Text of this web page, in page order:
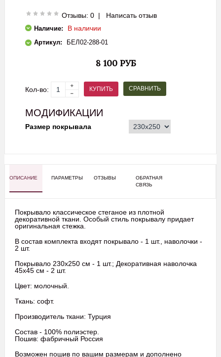
Отзывы: 0 | Написать отзыв
Наличие: В наличии
Артикул: БЕЛ02-288-01
8 100 РУБ
Кол-во: КУПИТЬ СРАВНИТЬ
МОДИФИКАЦИИ
Размер покрывала
ОПИСАНИЕ ПАРАМЕТРЫ ОТЗЫВЫ
ОБРАТНАЯ
СВЯЗЬ
Покрывало классическое стеганое из плотной
декоративной ткани. Особый стиль покрывалу придает
оригинальная стежка.
В состав комплекта входят покрывало - 1 шт., наволочки -
2 шт.
Покрывало 230х250 см - 1 шт.; Декоративная наволочка
45х45 см - 2 шт.
Цвет: молочный.
Ткань: софт.
Производитель ткани: Турция
Состав - 100% полиэстер.
Пошив: фабричный Россия
Возможен пошив по вашим размерам и дополнено